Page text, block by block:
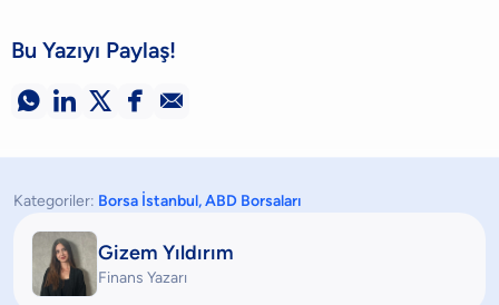
Bu Yazıyı Paylaş!
    
Kategoriler: Borsa İstanbul,ABD Borsaları
Gizem Yıldırım
Finans Yazarı